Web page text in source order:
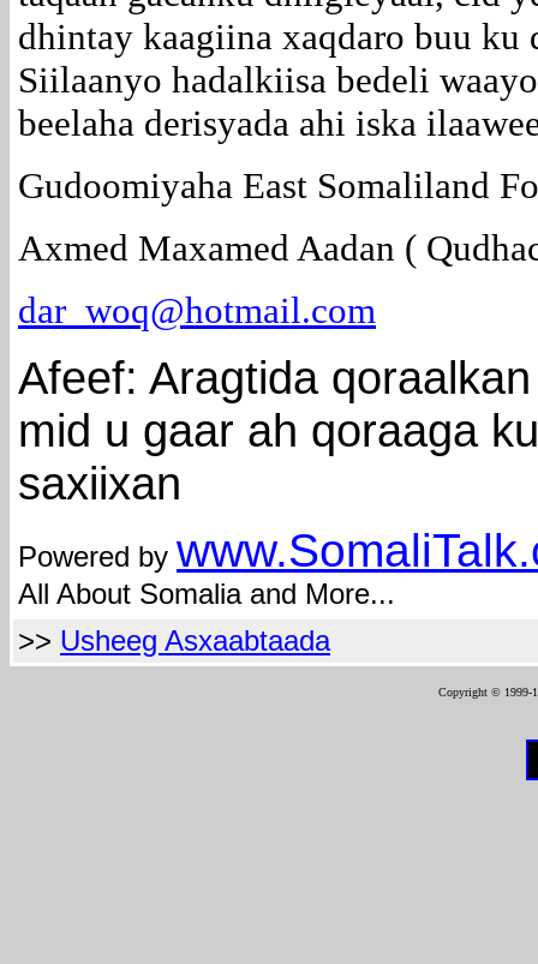
dhintay kaagiina xaqdaro buu
Siilaanyo hadalkiisa bedeli
beelaha derisyada ahi iska
Gudoomiyaha East Somaliland
Axmed Maxamed Aadan (
dar_woq@hotmail.com
Afeef: Aragtida
mid u gaar ah qoraaga ku
saxiixan
Powered by www.Somali
All About Somalia and More...
>> Usheeg Asxaabtaada
Copyright © 1999-